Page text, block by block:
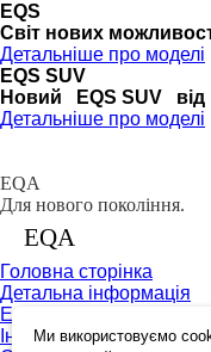
EQS
Cвіт нових
Детальніше про моделі
EQS SUV
Новий EQS SUV
Детальніше про моделі
EQA
Для нового покоління.
EQA
Головна сторінка
Детальна інформація
Екстер'єр
Інтер'єрМи використовуємо